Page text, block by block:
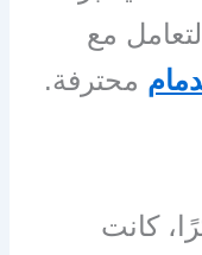
مع
محترفة.
كانت